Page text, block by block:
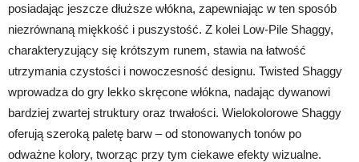
posiadając jeszcze dłuższe włókna, zapewniając w ten sposób
niezrównaną miękkość i puszystość. Z kolei Low-Pile Shaggy,
charakteryzujący się krótszym runem, stawia na łatwość
utrzymania czystości i nowoczesność designu. Twisted Shaggy
wprowadza do gry lekko skręcone włókna, nadając dywanowi
bardziej zwartej struktury oraz trwałości. Wielokolorowe Shaggy
oferują szeroką paletę barw – od stonowanych tonów po
odważne kolory, tworząc przy tym ciekawe efekty wizualne.